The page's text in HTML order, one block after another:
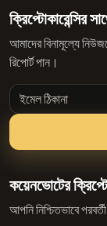
ক্রিপ্টোকারেন্সির
আমাদের বিনামূল্যে
রিপোর্ট পান।
ইমেল ঠিকানা
কয়েনভোটের
আপনি নিশ্চিতভাবে